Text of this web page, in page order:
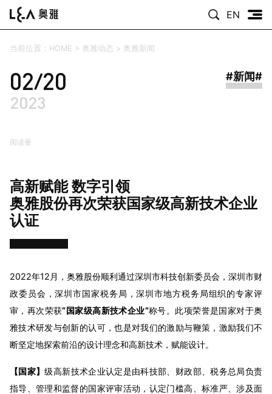
EN
当前位置： HOME > 奥雅动态 > 奥雅新闻
02/20
2023
阅读量
#新闻#
高新赋能 数字引领
奥雅股份再次荣获国家级高新技术企业
认证
2022年12月，奥雅股份顺利通过深圳市科技创新委员会，深圳市财
政委员会，深圳市国家税务局，深圳市地方税务局组织的专家评
审，再次荣获“国家级高新技术企业”称号。此项荣誉是国家对于奥
雅技术研发与创新的认可，也是对我们的激励与鞭策，激励我们不
断坚定地探索前沿的设计理念和高新技术，赋能设计。
【国家】级高新技术企业认定是由科技部、财政部、税务总局负责
指导、管理和监督的国家评审活动，认定门槛高、标准严、涉及面